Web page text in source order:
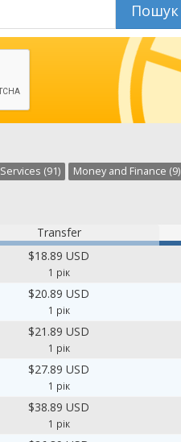
Пошук
Services (91) Money and Finance (9)
Transfer
$18.89 USD
1 рік
$20.89 USD
1 рік
$21.89 USD
1 рік
$27.89 USD
1 рік
$38.89 USD
1 рік